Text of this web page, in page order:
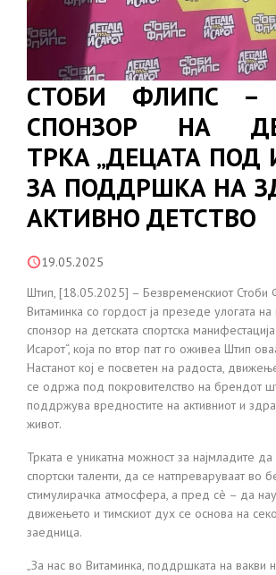
СТОБИ ФЛИПС –
СПОНЗОР НА
ТРКА „ДЕЦАТА ПОД
ЗА ПОДДРШКА НА
АКТИВНО ДЕТСТВО
19.05.2025
Штип, [18.05.2025] – Безвременскиот Стоби
Витаминка со гордост ја презеде улогата
спонзор на детската спортска
Исарот“, која по втор пат го оживеа Штип
Настанот кој е посветен на радоста,
се одржа под покровителство на брендот
поддржува вредностите на активниот и
живот.
Трката е уникатна можност за најмладите да
спортски таленти, да се натпреваруваат во
стимулирачка атмосфера, а пред сè – да
движењето и тимскиот дух се основа на
заедница.
„За нас во Витаминка, поддршката на вакви